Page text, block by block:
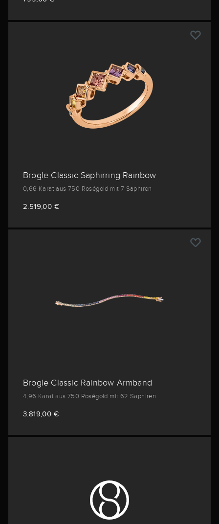
Brogle Classic Saphirring Rainbow
0,66 Karat aus 750 Roségold mit 7 Saphiren
2.519,00 €
Brogle Classic Rainbow Armband
4,96 Karat aus 750 Roségold mit 62 Saphiren
3.819,00 €